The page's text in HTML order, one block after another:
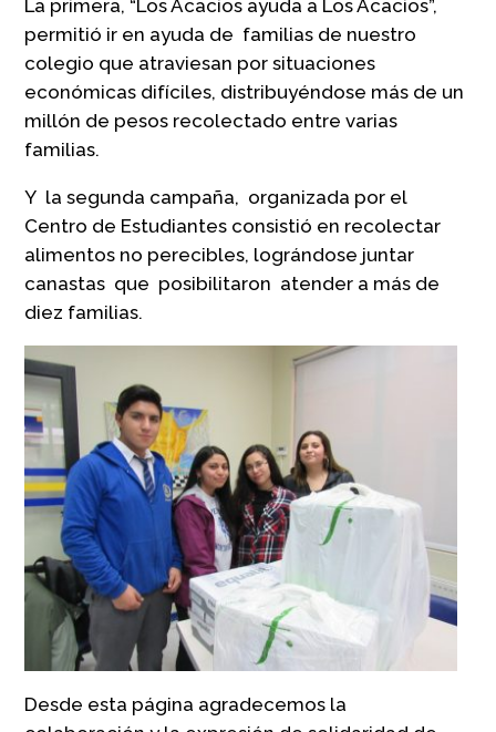
La primera, “Los Acacios ayuda a Los Acacios”,
permitió ir en ayuda de familias de nuestro
colegio que atraviesan por situaciones
económicas difíciles, distribuyéndose más de un
millón de pesos recolectado entre varias
familias.
Y la segunda campaña, organizada por el
Centro de Estudiantes consistió en recolectar
alimentos no perecibles, lográndose juntar
canastas que posibilitaron atender a más de
diez familias.
Desde esta página agradecemos la